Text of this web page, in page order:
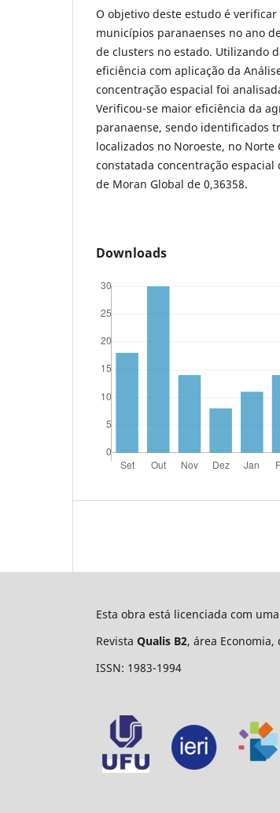
O objetivo deste estudo é
municípios paranaenses no ano
de clusters no estado. Utilizando
eficiência com aplicação da
concentração espacial foi
Verificou-se maior eficiência da
paranaense, sendo identificados
localizados no Noroeste, no
constatada concentração
de Moran Global de 0,36358.
Downloads
Esta obra está licenciada com
Revista Qualis B2, área
ISSN: 1983-1994